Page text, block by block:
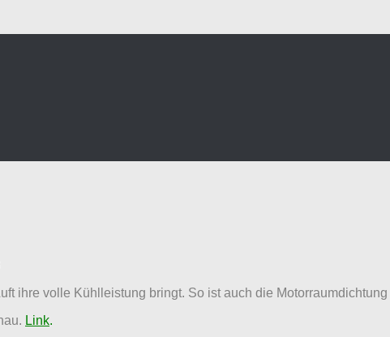
ihre volle Kühlleistung bringt. So ist auch die
Link.